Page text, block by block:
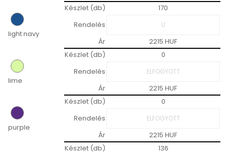
light navy
Készlet (db)
170
Rendelés
Ár
2215 HUF
lime
Készlet (db)
0
Rendelés
Ár
2215 HUF
purple
Készlet (db)
0
Rendelés
Ár
2215 HUF
Készlet (db)
136